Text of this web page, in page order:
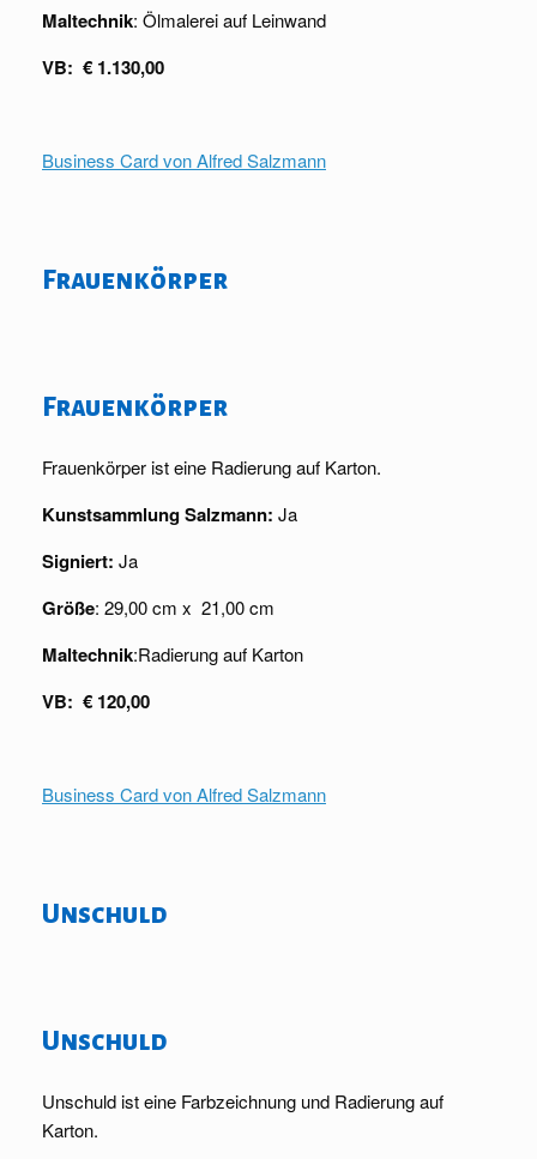
Maltechnik: Ölmalerei auf Leinwand
VB: € 1.130,00
Business Card von Alfred Salzmann
Frauenkörper
Frauenkörper
Frauenkörper ist eine Radierung auf Karton.
Kunstsammlung Salzmann: Ja
Signiert: Ja
Größe: 29,00 cm x 21,00 cm
Maltechnik:Radierung auf Karton
VB: € 120,00
Business Card von Alfred Salzmann
Unschuld
Unschuld
Unschuld ist eine Farbzeichnung und Radierung auf
Karton.